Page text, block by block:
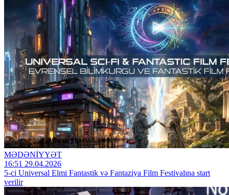
MƏDƏNİYYƏT
16:51 29.04.2026
5-ci Universal Elmi Fantastik və Fantaziya Film Festivalına start
verilir